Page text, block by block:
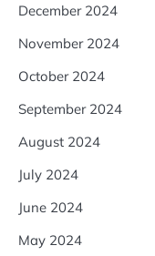
December 2024
November 2024
October 2024
September 2024
August 2024
July 2024
June 2024
May 2024